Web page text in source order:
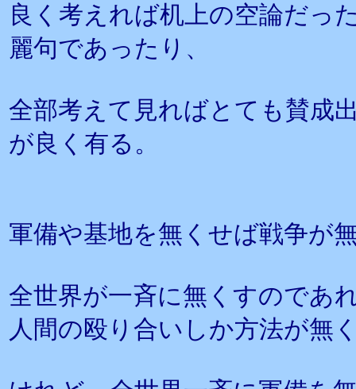
良く考えれば机上の空論だっ
麗句であったり、
全部考えて見ればとても賛成
が良く有る。
軍備や基地を無くせば戦争が
全世界が一斉に無くすのであ
人間の殴り合いしか方法が無